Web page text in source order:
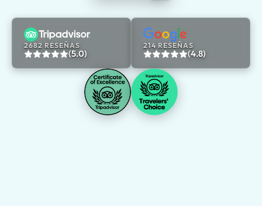
2682 RESEÑAS
(5.0)
214 RESEÑAS
(4.8)